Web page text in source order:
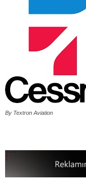
By Textron Aviation